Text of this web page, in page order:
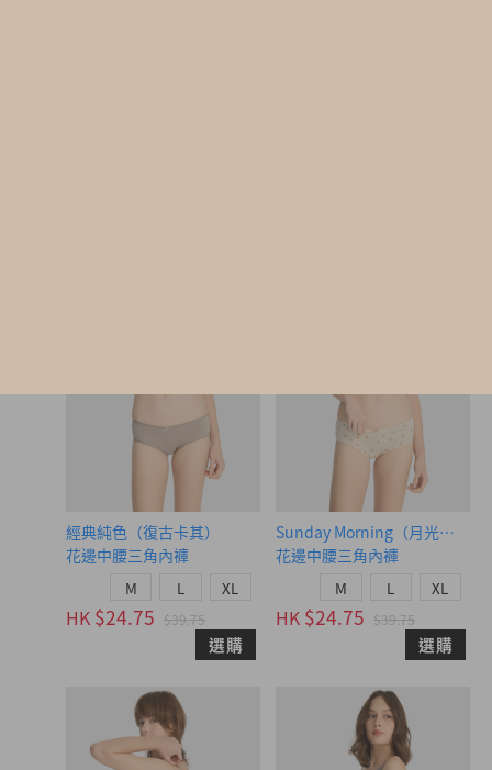
經典純色（復古卡其）
花邊中腰三角內褲
M L XL
HK $24.75 $39.75
選購
Sunday Morning（月光灰-可
花邊中腰三角內褲
M L XL
HK $24.75 $39.75
選購